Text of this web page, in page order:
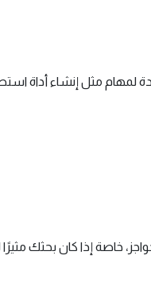
لمهام مثل إنشاء أداة
خاصة إذا كان بحثك